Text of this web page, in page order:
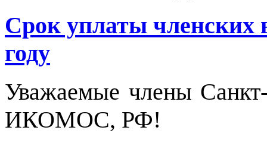
Срок уплаты
году
Уважаемые члены
ИКОМОС, РФ!